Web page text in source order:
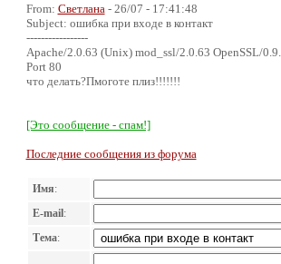
From: Светлана - 26/07 - 17:41:48
Subject: ошибка при входе в контакт
-----------------
Apache/2.0.63 (Unix) mod_ssl/2.0.63 OpenSSL/
Port 80
что делать?Пмоготе плиз!!!!!!!
[Это сообщение - спам!]
Последние сообщения из форума
Имя:
E-mail:
Тема: